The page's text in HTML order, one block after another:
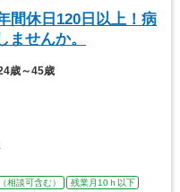
間休日120日以上！病
せんか。
歳～45歳
相談可含む）
残業月10ｈ以下